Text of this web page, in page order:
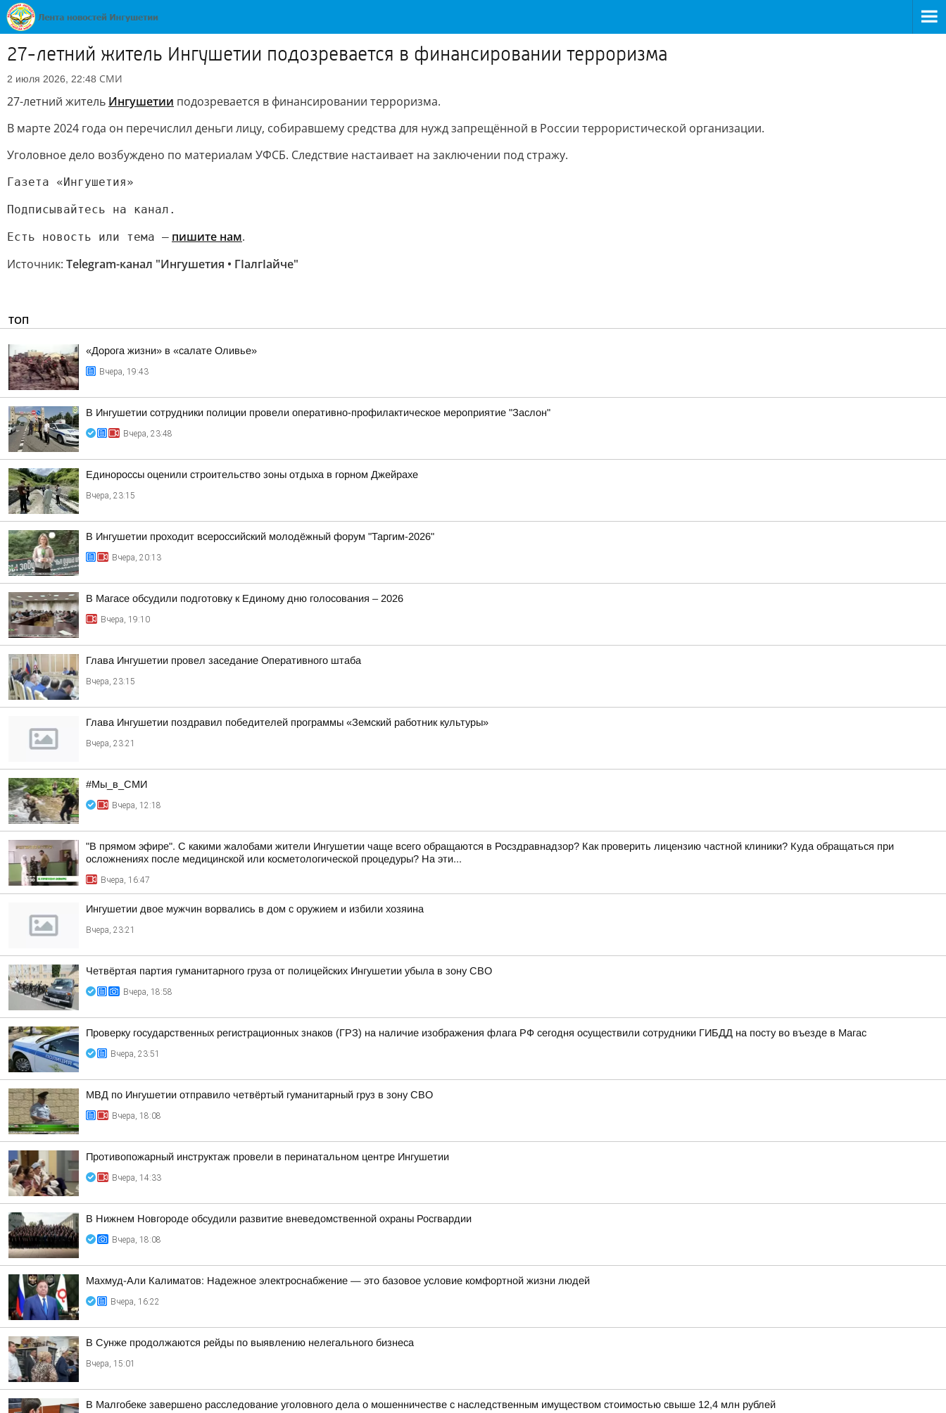
27-летний житель Ингушетии подозревается в финансировании терроризма
2 июля 2026, 22:48 СМИ
27-летний житель Ингушетии подозревается в финансировании терроризма.
В марте 2024 года он перечислил деньги лицу, собиравшему средства для нужд запрещённой в России террористической организации.
Уголовное дело возбуждено по материалам УФСБ. Следствие настаивает на заключении под стражу.
Газета «Ингушетия»
Подписывайтесь на канал.
Есть новость или тема — пишите нам.
Источник: Telegram-канал "Ингушетия • ГIалгIайче"
ТОП
«Дорога жизни» в «салате Оливье»
Вчера, 19:43
В Ингушетии сотрудники полиции провели оперативно-профилактическое мероприятие "Заслон"
Вчера, 23:48
Единороссы оценили строительство зоны отдыха в горном Джейрахе
Вчера, 23:15
В Ингушетии проходит всероссийский молодёжный форум "Таргим-2026"
Вчера, 20:13
В Магасе обсудили подготовку к Единому дню голосования – 2026
Вчера, 19:10
Глава Ингушетии провел заседание Оперативного штаба
Вчера, 23:15
Глава Ингушетии поздравил победителей программы «Земский работник культуры»
Вчера, 23:21
#Мы_в_СМИ
Вчера, 12:18
"В прямом эфире". С какими жалобами жители Ингушетии чаще всего обращаются в Росздравнадзор? Как проверить лицензию частной клиники? Куда обращаться при
осложнениях после медицинской или косметологической процедуры? На эти...
Вчера, 16:47
Ингушетии двое мужчин ворвались в дом с оружием и избили хозяина
Вчера, 23:21
Четвёртая партия гуманитарного груза от полицейских Ингушетии убыла в зону СВО
Вчера, 18:58
Проверку государственных регистрационных знаков (ГРЗ) на наличие изображения флага РФ сегодня осуществили сотрудники ГИБДД на посту во въезде в Магас
Вчера, 23:51
МВД по Ингушетии отправило четвёртый гуманитарный груз в зону СВО
Вчера, 18:08
Противопожарный инструктаж провели в перинатальном центре Ингушетии
Вчера, 14:33
В Нижнем Новгороде обсудили развитие вневедомственной охраны Росгвардии
Вчера, 18:08
Махмуд-Али Калиматов: Надежное электроснабжение — это базовое условие комфортной жизни людей
Вчера, 16:22
В Сунже продолжаются рейды по выявлению нелегального бизнеса
Вчера, 15:01
В Малгобеке завершено расследование уголовного дела о мошенничестве с наследственным имуществом стоимостью свыше 12,4 млн рублей